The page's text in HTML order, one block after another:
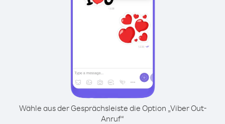
Wähle aus der Gesprächsleiste die Option „Viber Out-
Anruf“